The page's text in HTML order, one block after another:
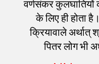
वर्णसंकर
के लिए ही होता
क्रियावाले अर्थात्
पितर लोग भी